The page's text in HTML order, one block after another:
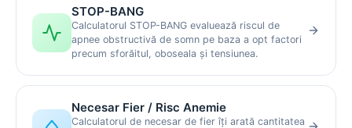
STOP-BANG
Calculatorul STOP-BANG evaluează riscul de
apnee obstructivă de somn pe baza a opt factori
precum sforăitul, oboseala și tensiunea.
Necesar Fier / Risc Anemie
Calculatorul de necesar de fier îți arată cantitatea